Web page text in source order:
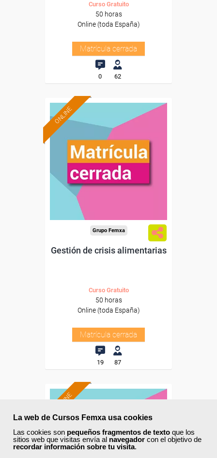
La web de Cursos Femxa usa cookies
Las cookies son pequeños fragmentos de texto que los
sitios web que visitas envía al navegador con el objetivo de
recordar información sobre tu visita.
Curso Gratuito
50 horas
Online (toda España)
Matrícula cerrada
0 62
ONLINE
Grupo Femxa
Gestión de crisis alimentarias
Curso Gratuito
50 horas
Online (toda España)
Matrícula cerrada
19 87
ONLINE